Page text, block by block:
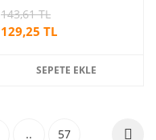
129,25 TL
143,61 TL
SEPETE EKLE
.. 57